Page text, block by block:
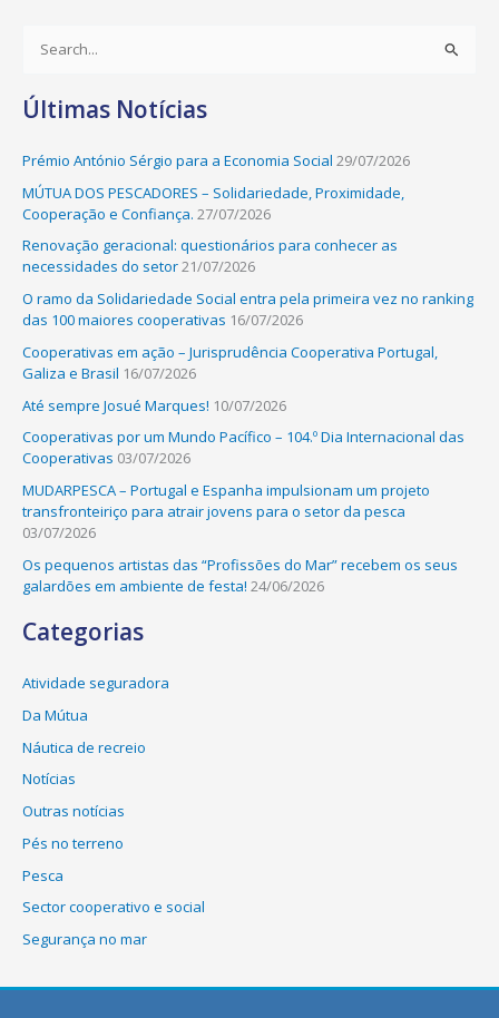
a
c
h
f
o
Últimas Notícias
Prémio António Sérgio para a Economia Social 29/07/2026
MÚTUA DOS PESCADORES – Solidariedade, Proximidade,
Cooperação e Confiança. 27/07/2026
Renovação geracional: questionários para conhecer as
necessidades do setor21/07/2026
O ramo da Solidariedade Social entra pela primeira vez no ranking
das 100 maiores cooperativas 16/07/2026
Cooperativas em ação – Jurisprudência Cooperativa Portugal,
Galiza e Brasil 16/07/2026
Até sempre Josué Marques! 10/07/2026
Cooperativas por um Mundo Pacífico – 104.º Dia Internacional das
Cooperativas 03/07/2026
MUDARPESCA – Portugal e Espanha impulsionam um projeto
transfronteiriço para atrair jovens para o setor da pesca
03/07/2026
Os pequenos artistas das “Profissões do Mar” recebem os seus
galardões em ambiente de festa! 24/06/2026
Categorias
Atividade seguradora
Da Mútua
Náutica de recreio
Notícias
Outras notícias
Pés no terreno
Pesca
Sector cooperativo e social
Segurança no mar